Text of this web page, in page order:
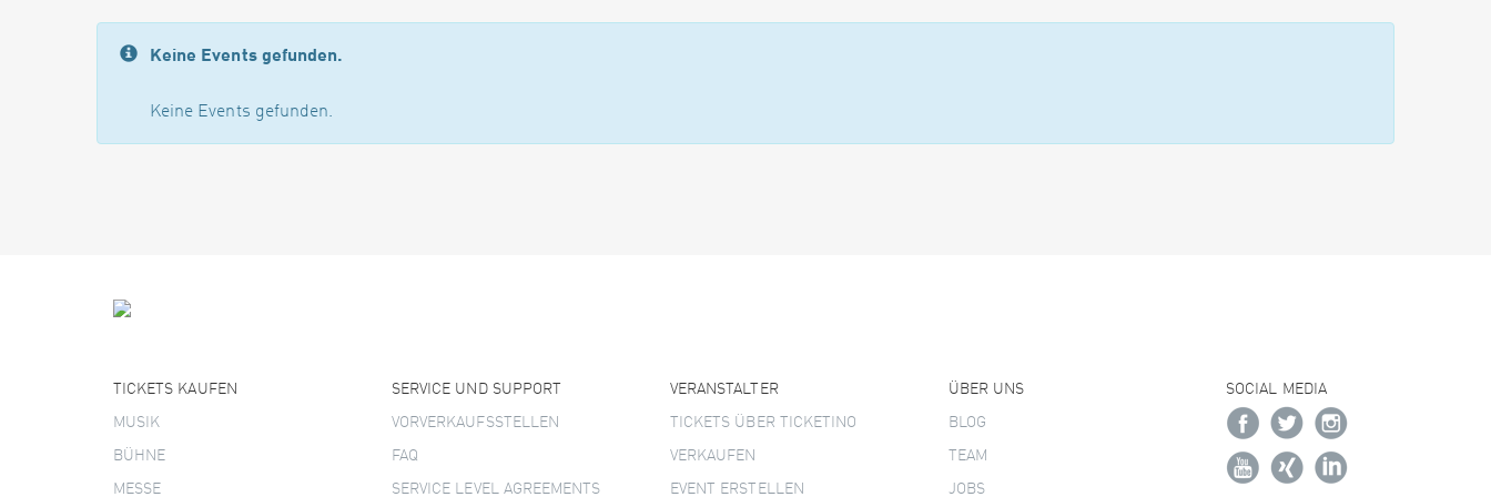
Keine Events gefunden.
Keine Events gefunden.
TICKETS KAUFEN
MUSIK
BÜHNE
MESSE
SERVICE UND SUPPORT
VORVERKAUFSSTELLEN
FAQ
SERVICE LEVEL AGREEMENTS
VERANSTALTER
TICKETS ÜBER TICKETINO
VERKAUFEN
EVENT ERSTELLEN
ÜBER UNS
BLOG
TEAM
JOBS
SOCIAL MEDIA